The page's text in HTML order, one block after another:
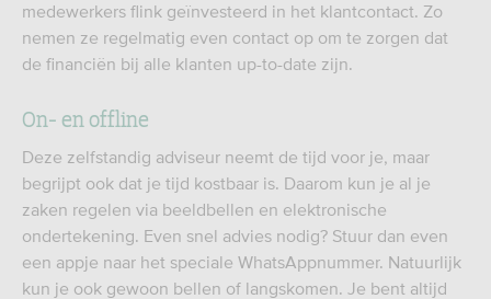
medewerkers flink geïnvesteerd in het klantcontact. Zo
nemen ze regelmatig even contact op om te zorgen dat
de financiën bij alle klanten up-to-date zijn.
On- en offline
Deze zelfstandig adviseur neemt de tijd voor je, maar
begrijpt ook dat je tijd kostbaar is. Daarom kun je al je
zaken regelen via beeldbellen en elektronische
ondertekening. Even snel advies nodig? Stuur dan even
een appje naar het speciale WhatsAppnummer. Natuurlijk
kun je ook gewoon bellen of langskomen. Je bent altijd